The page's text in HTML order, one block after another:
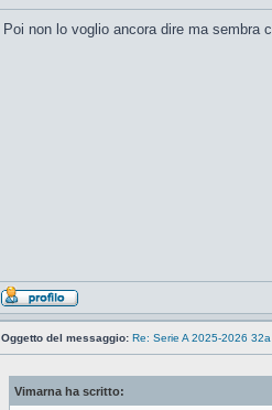
Poi non lo voglio ancora dire ma sembra
Oggetto del messaggio: Re: Serie A 2025-2026
Vimarna ha scritto: